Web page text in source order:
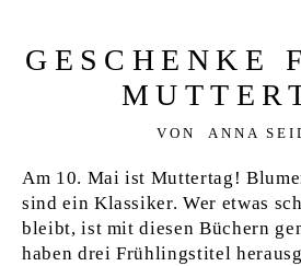
GE­SCHEN­KE
VON ANNA
Am 10. Mai ist Muttertag!
sind ein Klassiker. Wer etwas
bleibt, ist mit diesen Büchern
haben drei Frühlingstitel